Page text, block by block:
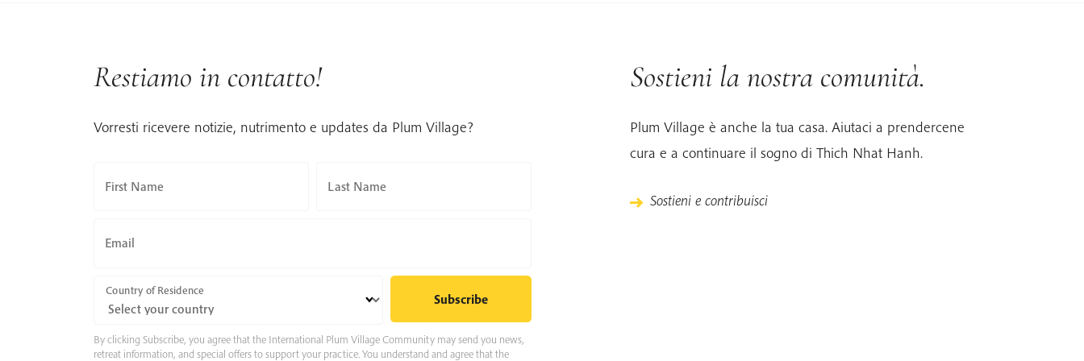
Restiamo in contatto!
Vorresti ricevere notizie, nutrimento e updates da Plum Village?
First Name Last Name
Email
Country of Residence
By clicking Subscribe, you agree that the International Plum Village Community may send you news,
retreat information, and special offers to support your practice. You understand and agree that the
Sostieni la nostra comunità.
Plum Village è anche la tua casa. Aiutaci a prendercene
cura e a continuare il sogno di Thich Nhat Hanh.
Sostieni e contribuisci